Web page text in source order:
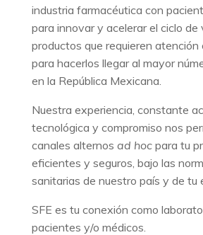
industria farmacéutica con
para innovar y acelerar el ciclo de
productos que requieren atención
para hacerlos llegar al mayor
en la República Mexicana.
Nuestra experiencia, constante
tecnológica y compromiso nos
canales alternos ad hocpara tu
eficientes y seguros, bajo las
sanitarias de nuestro país y de tu
SFE es tu conexión como
pacientes y/o médicos.